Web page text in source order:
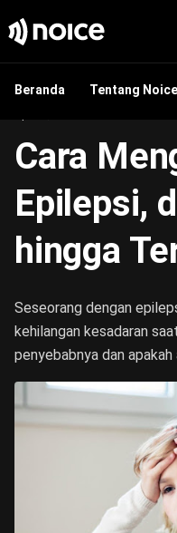
Beranda Tentang Noice
Cara
Epilepsi,
hingga
Seseorang dengan
kehilangan kesadaran
penyebabnya dan